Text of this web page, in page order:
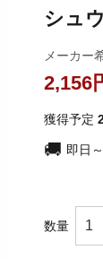
シュ
メーカー
2,156
獲得予定
即日